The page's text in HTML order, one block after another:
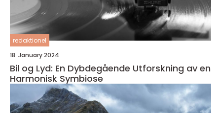
redaktionel
18. January 2024
Bil og Lyd: En Dybdegående Utforskning av en
Harmonisk Symbiose